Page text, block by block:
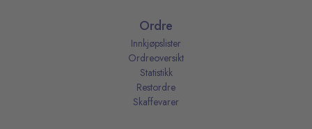
Ordre
Innkjøpslister
Ordreoversikt
Statistikk
Restordre
Skaffevarer